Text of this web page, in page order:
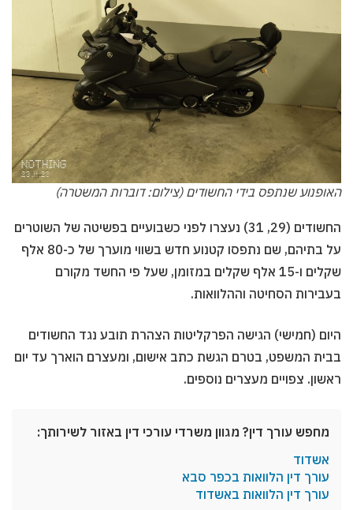
האופנוע שנתפס בידי החשודים (צילום: דוברות המשטרה)
החשודים (29, 31) נעצרו לפני כשבועיים בפשיטה של השוטרים
על בתיהם, שם נתפסו קטנוע חדש בשווי מוערך של כ-80 אלף
שקלים ו-15 אלף שקלים במזומן, שעל פי החשד מקורם
בעבירות הסחיטה וההלוואות.
היום (חמישי) הגישה הפרקליטות הצהרת תובע נגד החשודים
בבית המשפט, בטרם הגשת כתב אישום, ומעצרם הוארך עד יום
ראשון. צפויים מעצרים נוספים.
מחפש עורך דין? מגוון משרדי עורכי דין באזור לשירותך:
אשדוד
עורך דין הלוואות בכפר סבא
עורך דין הלוואות באשדוד